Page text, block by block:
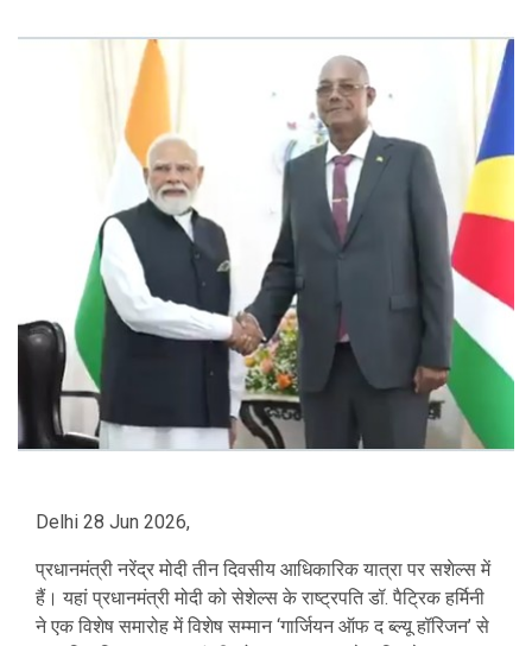
Delhi 28 Jun 2026,
प्रधानमंत्री नरेंद्र मोदी तीन दिवसीय आधिकारिक यात्रा पर सशेल्स में
हैं। यहां प्रधानमंत्री मोदी को सेशेल्स के राष्ट्रपति डॉ. पैट्रिक हर्मिनी
ने एक विशेष समारोह में विशेष सम्मान ‘गार्जियन ऑफ द ब्‍ल्‍यू हॉरिजन’ से